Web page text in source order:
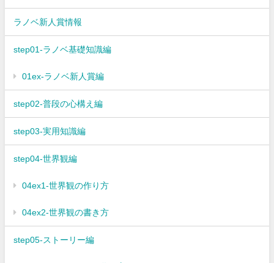
ラノベ新人賞情報
step01-ラノベ基礎知識編
01ex-ラノベ新人賞編
step02-普段の心構え編
step03-実用知識編
step04-世界観編
04ex1-世界観の作り方
04ex2-世界観の書き方
step05-ストーリー編